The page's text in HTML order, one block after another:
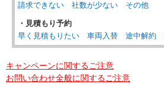
請求できない
社数が少ない その他
・見積もり予約
早く見積もりたい
車両入替 途中解約
キャンペーンに関するご注意
お問い合わせ全般に関するご注意